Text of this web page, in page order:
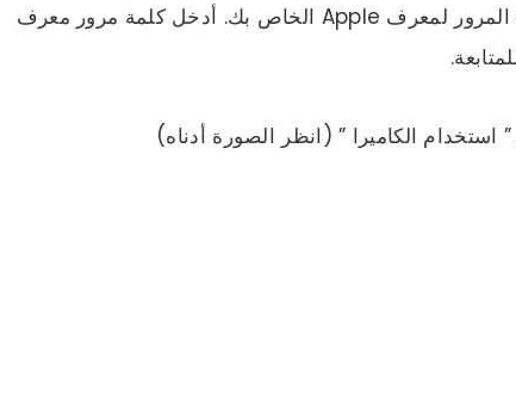
بعد ذلك، سيُطلب منك إدخال كلمة المرور لمعرف Apple الخاص بك. أدخل كلمة مرور معرف
استخدام الكاميرا ” (انظر الصورة أدناه)